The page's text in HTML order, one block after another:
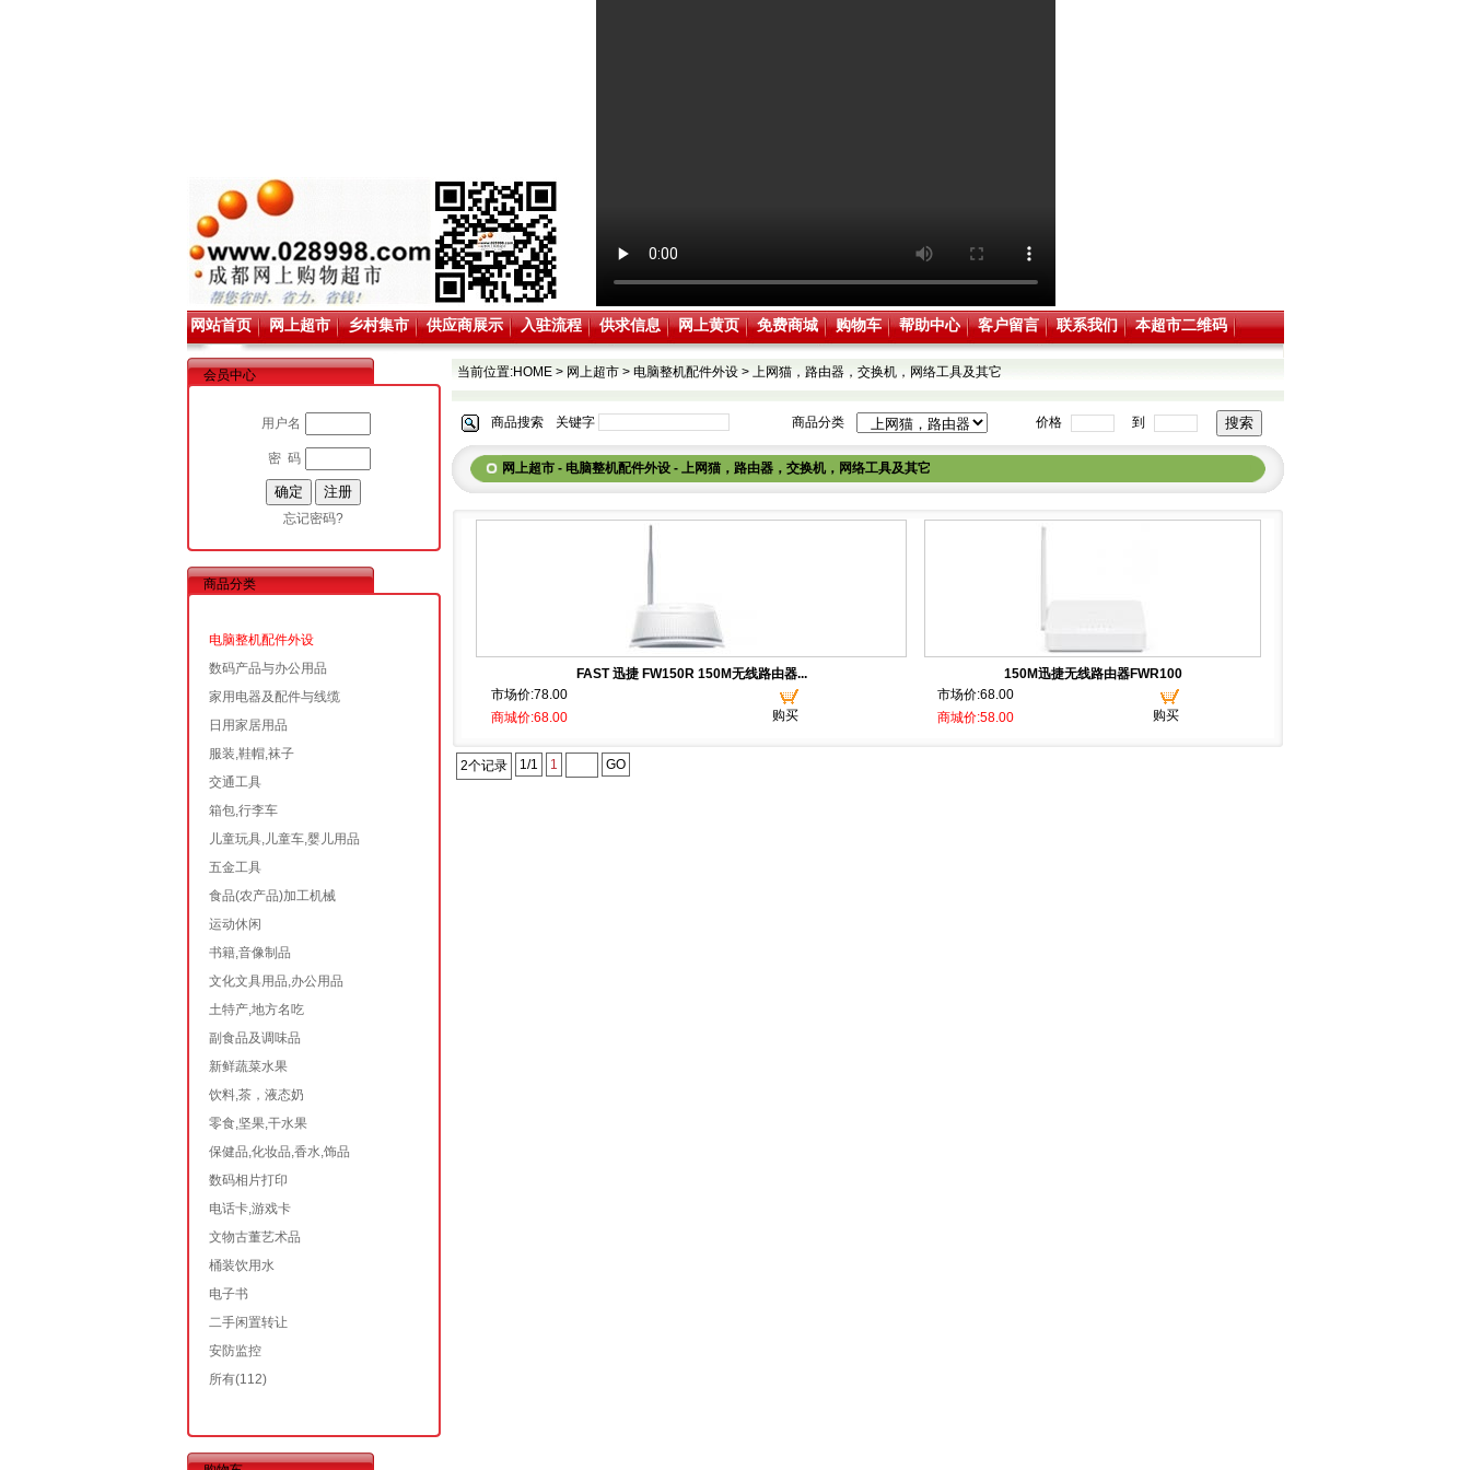
网站首页 网上超市 乡村集市 供应商展示 入驻流程 供求信息 网上黄页 免费商城 购物车 帮助中心 客户留言 联系我们 本超市二维码
会员中心
用户名
密 码
忘记密码?
商品分类
电脑整机配件外设
数码产品与办公用品
家用电器及配件与线缆
日用家居用品
服装,鞋帽,袜子
交通工具
箱包,行李车
儿童玩具,儿童车,婴儿用品
五金工具
食品(农产品)加工机械
运动休闲
书籍,音像制品
文化文具用品,办公用品
土特产,地方名吃
副食品及调味品
新鲜蔬菜水果
饮料,茶，液态奶
零食,坚果,干水果
保健品,化妆品,香水,饰品
数码相片打印
电话卡,游戏卡
文物古董艺术品
桶装饮用水
电子书
二手闲置转让
安防监控
所有(112)
当前位置:HOME> 网上超市> 电脑整机配件外设> 上网猫，路由器，交换机，网络工具及其它
商品搜索 关键字 商品分类 价格 到
网上超市 - 电脑整机配件外设 - 上网猫，路由器，交换机，网络工具及其它
FAST 迅捷 FW150R 150M无线路由器...
市场价:78.00
购买
商城价:68.00
150M迅捷无线路由器FWR100
市场价:68.00
购买
商城价:58.00
2个记录 1/1 1 GO